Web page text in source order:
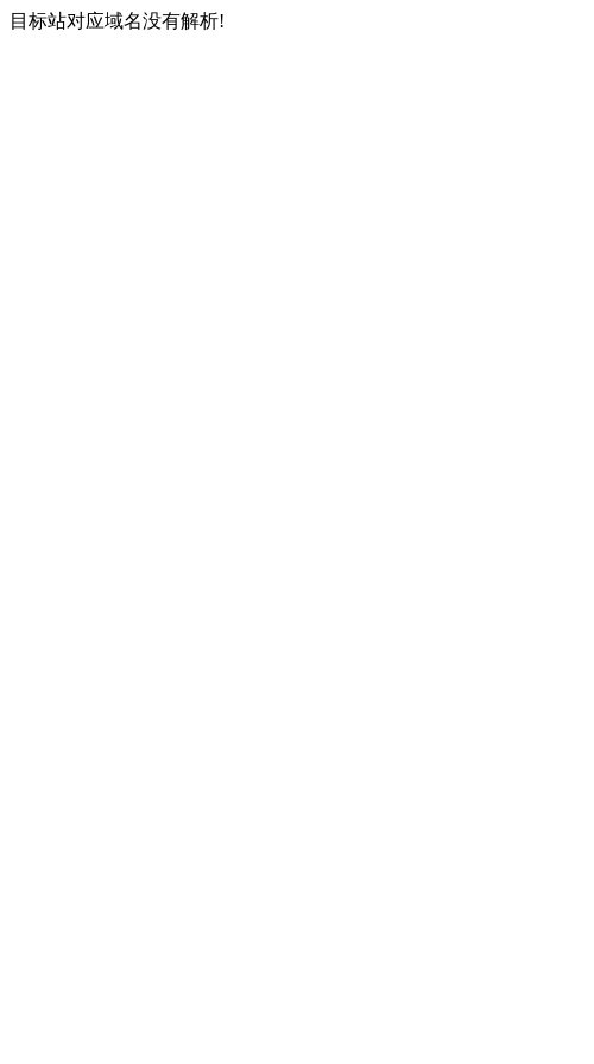
目标站对应域名没有解析!